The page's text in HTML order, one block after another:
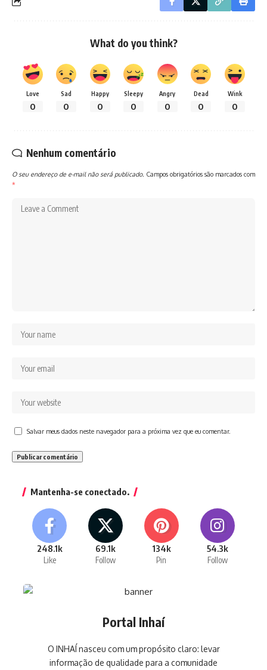
What do you think?
Love
0
Sad
0
Happy
0
Sleepy
0
Angry
0
Dead
0
Wink
0
Nenhum comentário
O seu endereço de e-mail não será publicado. Campos obrigatórios são marcados com
*
Salvar meus dados neste navegador para a próxima vez que eu comentar.
Mantenha-se conectado.
248.1k
Like
69.1k
Follow
134k
Pin
54.3k
Follow
Portal Inhaí
O INHAÍ nasceu com um propósito claro: levar
informação de qualidade para a comunidade